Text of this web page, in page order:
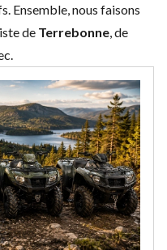
Ensemble, nous faisons
de Terrebonne , de